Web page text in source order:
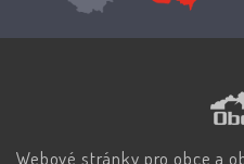
Webové stránky pro obce a